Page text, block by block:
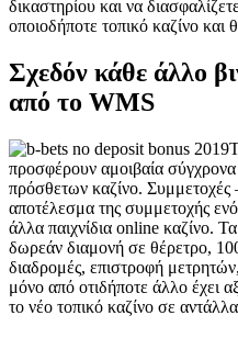
δικαστηρίου και να
οποιοδήποτε τοπικό καζίνο και
Σχεδόν κάθε άλλο
από το WMS
προσφέρουν αμοιβαία
πρόσθετων καζίνο. Συμμετοχές
αποτέλεσμα της συμμετοχής
άλλα παιχνίδια online καζίνο.
δωρεάν διαμονή σε θέρετρο,
διαδρομές, επιστροφή
μόνο από οτιδήποτε άλλο έχει
το νέο τοπικό καζίνο σε